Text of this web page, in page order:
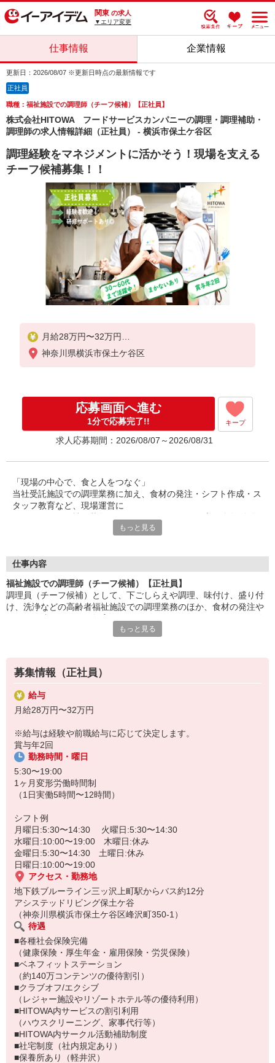
関東 の求人
▼エリア変更
仕事情報 企業情報
更新日：2026/08/07 ※更新日時点の最新情報です
正社員
職種：福祉施設での調理師（チーフ候補）【正社員】
株式会社HITOWA フードサービスカンパニーの調理・調理補助・
調理師の求人情報詳細（正社員） - 横浜市保土ケ谷区
調理経験をマネジメントに活かそう！現場を支える
チーフ候補募集！！
月給28万円〜32万円
※給与は経験や前職給与に応じて決定します。
神奈川県横浜市保土ケ谷区
応募画面へ進む
1分で応募完了!! キープ
求人応募期間：2026/08/07～2026/08/31
「現場の中心で、食と人をつなぐ」
当社受託施設での調理業務に加え、食材の発注・シフト作成・ス
タッフ教育など、現場運営に
調理だけでなく、職場の運営にも関われるやりがいある仕事。
す。
利用者様の笑顔に加え、スタッフの成長や職場の改善に貢献でき
やりがい。人と食に向き合う責任あるポジションです。
HITOWAのフードサービスカンパニーは、全国300以上の施設で
給食運営を行う業界大手。調理技術だけでなく、
マネジメント力も磨ける研修制度が整っています。
もっと見る
仕事内容
福祉施設での調理師（チーフ候補）【正社員】
調理員（チーフ候補）として、下ごしらえや調理、味付け、盛り付
け、洗浄などの高齢者福祉施設での調理業務のほか、食材の発注や
は不問です！食事の提供を通して利用者さまを笑顔にしたいという
もっと見る
募集情報（正社員）
給与
月給28万円〜32万円
※給与は経験や前職給与に応じて決定します。
賞与年2回
勤務時間・曜日
5:30〜19:00
1ヶ月変形労働時間制
（1日実働5時間〜12時間）
シフト例
月曜日:5:30〜14:30 火曜日:5:30〜14:30
水曜日:10:00〜19:00 木曜日:休み
金曜日:5:30〜14:30 土曜日:休み
日曜日:10:00〜19:00
アクセス・勤務地
地下鉄ブルーライン三ッ沢上町駅からバス約12分
アシステッドリビング保土ケ谷
（神奈川県横浜市保土ケ谷区峰沢町350-1）
待遇
■各種社会保険完備
（健康保険・厚生年金・雇用保険・労災保険）
■ベネフィットステーション
（約140万コンテンツの優待割引）
■クラブオフ/エクシブ
（レジャー施設やリゾートホテル等の優待利用）
■HITOWA内サービスの割引利用
（ハウスクリーニング、家事代行等）
■HITOWA内サークル活動補助制度
■社宅制度（社内規定あり）
■保養所あり（軽井沢）